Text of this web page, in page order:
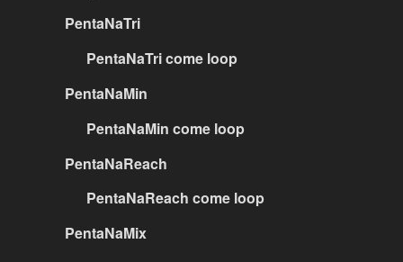
PentaNaTri
PentaNaTri come loop
PentaNaMin
PentaNaMin come loop
PentaNaReach
PentaNaReach come loop
PentaNaMix